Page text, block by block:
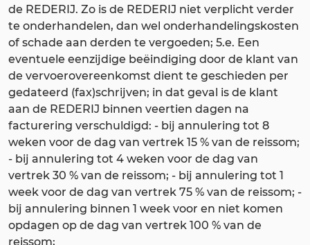
de REDERIJ. Zo is de REDERIJ niet verplicht verder
te onderhandelen, dan wel onderhandelingskosten
of schade aan derden te vergoeden; 5.e. Een
eventuele eenzijdige beëindiging door de klant van
de vervoerovereenkomst dient te geschieden per
gedateerd (fax)schrijven; in dat geval is de klant
aan de REDERIJ binnen veertien dagen na
facturering verschuldigd: - bij annulering tot 8
weken voor de dag van vertrek 15 % van de reissom;
- bij annulering tot 4 weken voor de dag van
vertrek 30 % van de reissom; - bij annulering tot 1
week voor de dag van vertrek 75 % van de reissom; -
bij annulering binnen 1 week voor en niet komen
opdagen op de dag van vertrek 100 % van de
reissom;